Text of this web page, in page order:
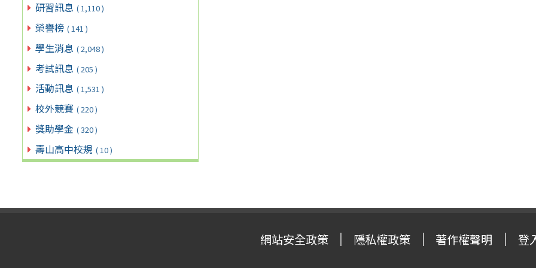
研習訊息 ( 1,110 )
榮譽榜 ( 141 )
學生消息 ( 2,048 )
考試訊息 ( 205 )
活動訊息 ( 1,531 )
校外競賽 ( 220 )
獎助學金 ( 320 )
壽山高中校規 ( 10 )
網站安全政策 隱私權政策 著作權聲明 登